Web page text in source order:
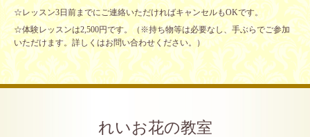
☆レッスン3日前までにご連絡いただければキャンセルもOKです。
☆体験レッスンは2,500円です。（※持ち物等は必要なし、手ぶらでご参加
いただけます。詳しくはお問い合わせください。）
れいお花の教室